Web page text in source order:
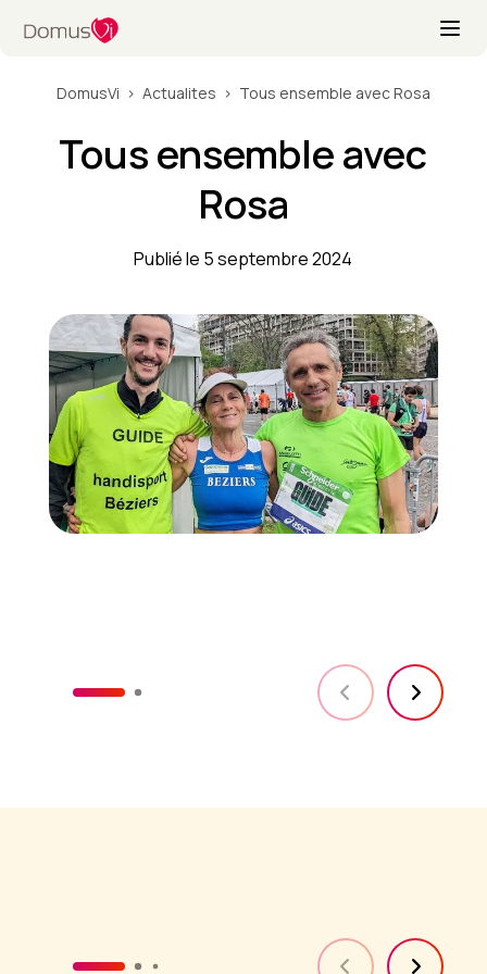
DomusVi Actualites Tous ensemble avec Rosa
Tous ensemble avec
Rosa
Publié le 5 septembre 2024